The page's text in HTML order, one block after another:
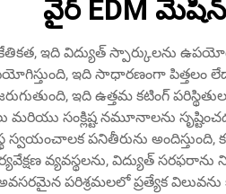
వైర్ EDM మెషిన్
ఇది విద్యుత్ స్పార్కులను
ఉపయోగిస్తుంది, ఇది సాధారణంగా
జరుగుతుంది, ఇది ఉత్తమ కటింగ్
సంక్లిష్ట నమూనాలను
పనితీరును
వ్యవస్థలను, విద్యుత్
పరిశ్రమలలో ప్రత్యేక